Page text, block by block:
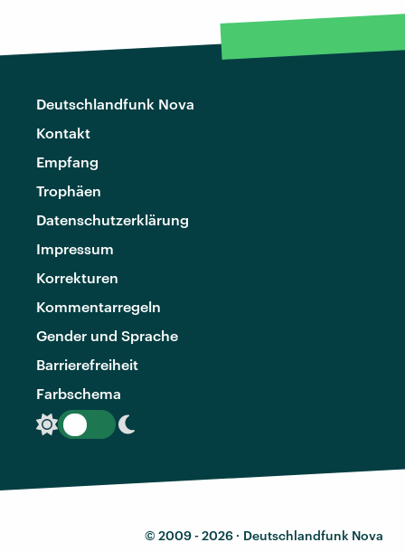
Deutschlandfunk Nova
Kontakt
Empfang
Trophäen
Datenschutzerklärung
Impressum
Korrekturen
Kommentarregeln
Gender und Sprache
Barrierefreiheit
Farbschema
© 2009 - 2026 · Deutschlandfunk Nova